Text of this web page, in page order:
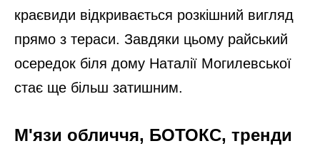
краєвиди відкривається розкішний вигляд
прямо з тераси. Завдяки цьому райський
осередок біля дому Наталії Могилевської
стає ще більш затишним.
М'язи обличчя, БОТОКС, тренди